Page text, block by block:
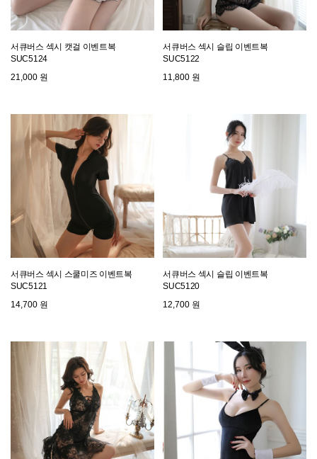
서큐버스 섹시 캣걸 이벤트복
SUC5124
21,000 원
서큐버스 섹시 슬립 이벤트복
SUC5122
11,800 원
서큐버스 섹시 스쿨미즈 이벤트복
SUC5121
14,700 원
서큐버스 섹시 슬립 이벤트복
SUC5120
12,700 원